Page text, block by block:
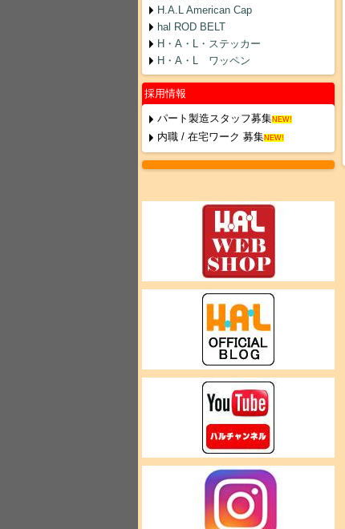
H.A.L American Cap
hal ROD BELT
H・A・L・ステッカー
H・A・L ワッペン
採用情報
パート製造スタッフ募集NEW!
内職 / 在宅ワーク 募集NEW!